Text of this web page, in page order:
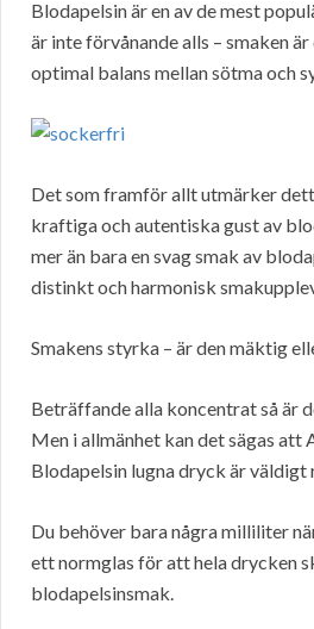
Blodapelsin är en av de mest
är inte förvånande alls – smaken
optimal balans mellan sötma och
Det som framför allt utmärker
kraftiga och autentiska gust av
mer än bara en svag smak av
distinkt och harmonisk
Smakens styrka – är den mäktig
Beträffande alla koncentrat så är
Men i allmänhet kan det sägas att
Blodapelsin lugna dryck är väldigt
Du behöver bara några milliliter
ett normglas för att hela drycken
blodapelsinsmak.